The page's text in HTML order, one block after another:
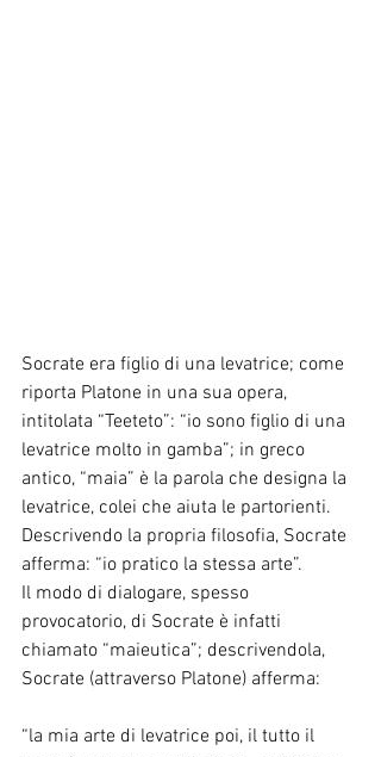
Socrate era figlio di una levatrice; come
riporta Platone in una sua opera,
intitolata “Teeteto”: “io sono figlio di una
levatrice molto in gamba”; in greco
antico, “maia” è la parola che designa la
levatrice, colei che aiuta le partorienti.
Descrivendo la propria filosofia, Socrate
afferma: “io pratico la stessa arte”.
Il modo di dialogare, spesso
provocatorio, di Socrate è infatti
chiamato “maieutica”; descrivendola,
Socrate (attraverso Platone) afferma:
“la mia arte di levatrice poi, il tutto il